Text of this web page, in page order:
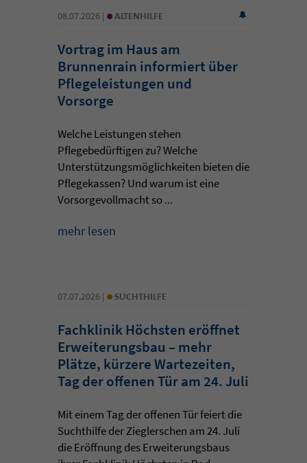
08.07.2026 | • ALTENHILFE
Vortrag im Haus am
Brunnenrain informiert über
Pflegeleistungen und
Vorsorge
Welche Leistungen stehen
Pflegebedürftigen zu? Welche
Unterstützungsmöglichkeiten bieten die
Pflegekassen? Und warum ist eine
Vorsorgevollmacht so ...
mehr lesen
07.07.2026 | • SUCHTHILFE
Fachklinik Höchsten eröffnet
Erweiterungsbau – mehr
Plätze, kürzere Wartezeiten,
Tag der offenen Tür am 24. Juli
Mit einem Tag der offenen Tür feiert die
Suchthilfe der Zieglerschen am 24. Juli
die Eröffnung des Erweiterungsbaus